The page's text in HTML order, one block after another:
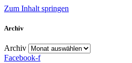
Zum Inhalt springen
Archiv
Archiv
Facebook-f